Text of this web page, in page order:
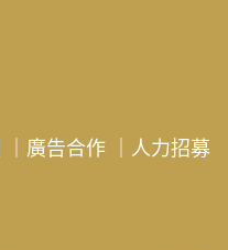
廣告合作 人力招募